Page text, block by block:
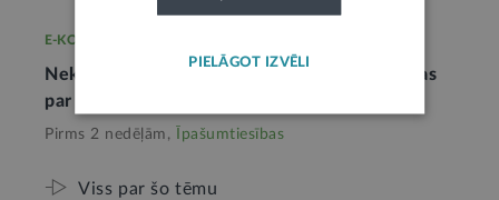
E-KONSULTĀCIJA
Nekustamā īpašuma īpašnieks ir tikai tas, kas
par tādu ierakstīts zemesgrāmatā
Pirms 2 nedēļām, Īpašumtiesības
Viss par šo tēmu
PIELĀGOT IZVĒLI